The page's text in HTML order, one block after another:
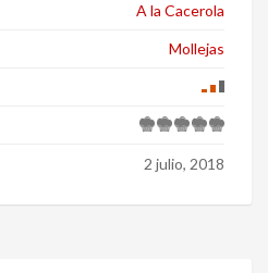
A la Cacerola
Mollejas
2 julio, 2018